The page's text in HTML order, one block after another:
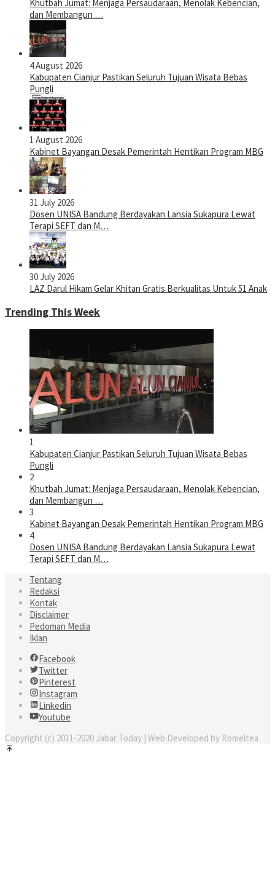
Khutbah Jumat: Menjaga Persaudaraan, Menolak Kebencian,
dan Membangun …
4 August 2026
Kabupaten Cianjur Pastikan Seluruh Tujuan Wisata Bebas
Pungli
1 August 2026
Kabinet Bayangan Desak Pemerintah Hentikan Program MBG
31 July 2026
Dosen UNISA Bandung Berdayakan Lansia Sukapura Lewat
Terapi SEFT dan M…
30 July 2026
LAZ Darul Hikam Gelar Khitan Gratis Berkualitas Untuk 51 Anak
Trending This Week
1
Kabupaten Cianjur Pastikan Seluruh Tujuan Wisata Bebas
Pungli
2
Khutbah Jumat: Menjaga Persaudaraan, Menolak Kebencian,
dan Membangun …
3
Kabinet Bayangan Desak Pemerintah Hentikan Program MBG
4
Dosen UNISA Bandung Berdayakan Lansia Sukapura Lewat
Terapi SEFT dan M…
Tentang
Redaksi
Kontak
Disclaimer
Pedoman Media
Iklan
Facebook
Twitter
Pinterest
Instagram
Linkedin
Youtube
Copyright (c) 2011-2020 Jabar Today | Web Developed by Romeltea